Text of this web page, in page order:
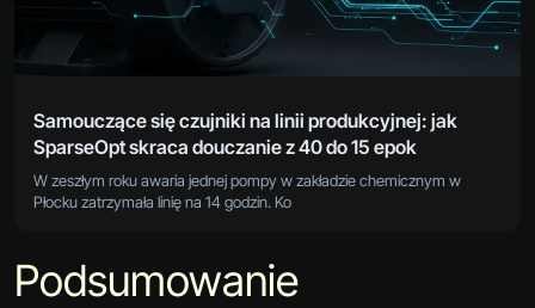
Samouczące się czujniki na linii produkcyjnej: jak
SparseOpt skraca douczanie z 40 do 15 epok
W zeszłym roku awaria jednej pompy w zakładzie chemicznym w
Płocku zatrzymała linię na 14 godzin. Ko
Podsumowanie